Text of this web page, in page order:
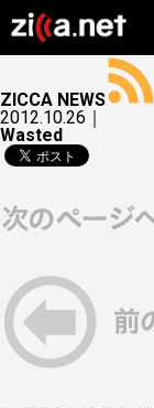
ZICCA NEWS
2012.10.26｜
Wasted